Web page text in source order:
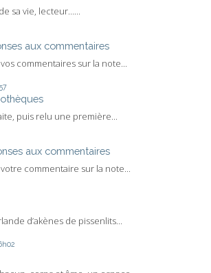
sa vie, lecteur…...
aux commentaires
commentaires sur la note...
puis relu une première...
aux commentaires
commentaire sur la note...
d’akènes de pissenlits...